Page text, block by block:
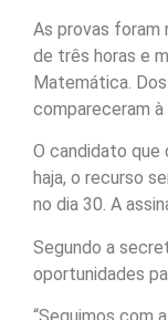
As provas foram
de três horas e
Matemática.
compareceram à
O candidato que
haja, o recurso
no dia 30. A
Segundo a
oportunidades